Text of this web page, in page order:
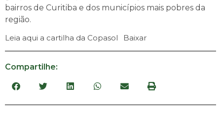
bairros de Curitiba e dos municípios mais pobres da
região.
Leia aqui a cartilha da Copasol
Baixar
Compartilhe: